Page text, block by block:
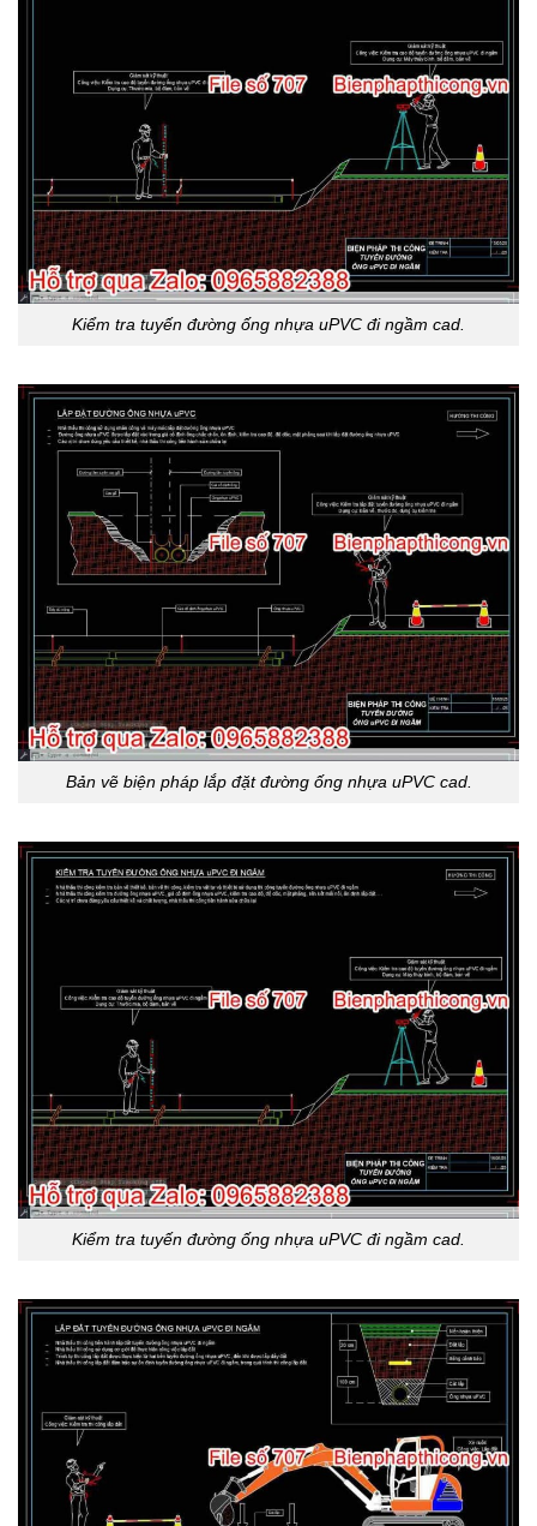
Kiểm tra tuyến đường ống nhựa uPVC đi ngầm cad.
Bản vẽ biện pháp lắp đặt đường ống nhựa uPVC cad.
Kiểm tra tuyến đường ống nhựa uPVC đi ngầm cad.